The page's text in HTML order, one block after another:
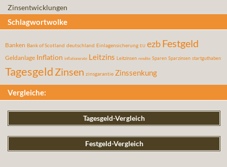
Zinsentwicklungen
Schlagwortwolke
Banken Bank of Scotland deutschland Einlagensicherung EU ezbFestgeld
Geldanlage Inflation inflationsrate Leitzins Leitzinsen rendite Sparen Sparzinsen startguthaben
Tagesgeld Zinsen zinsgarantie Zinssenkung
Vergleiche:
Tagesgeld-Vergleich
Festgeld-Vergleich